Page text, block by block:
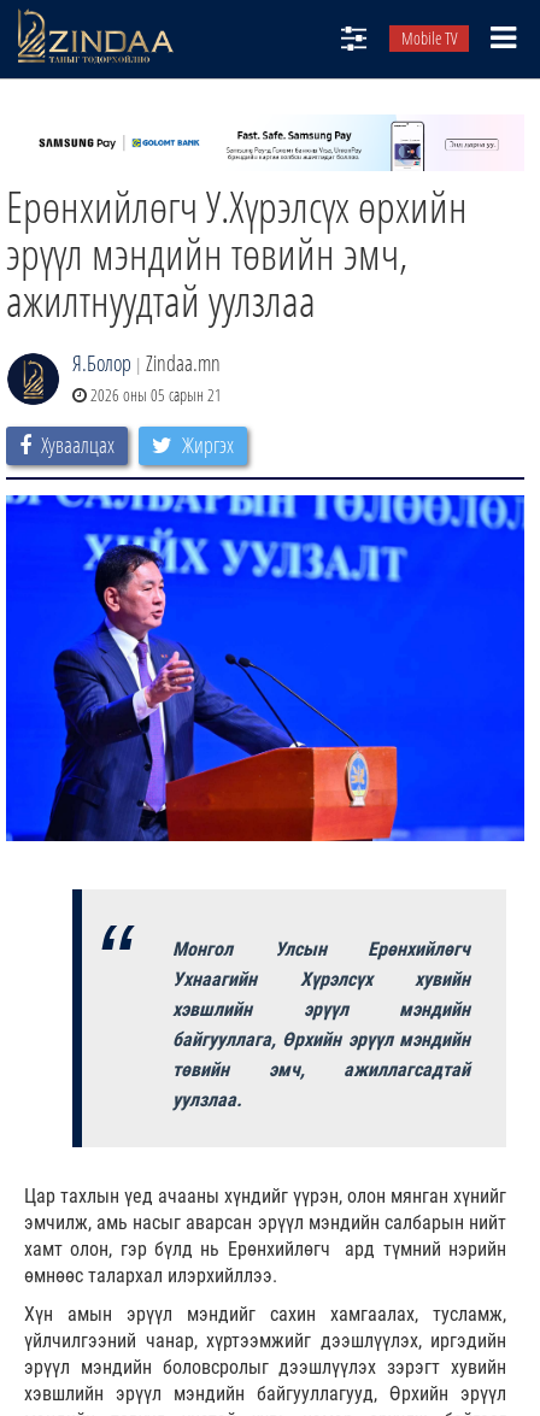
Mobile TV
ТВ8
ӨГЛӨӨНИЙ СОНИН
АУДИО ЗОХИОЛ
ЗИНДАА СЭТГҮҮЛ
Ерөнхийлөгч У.Хүрэлсүх өрхийн
эрүүл мэндийн төвийн эмч,
ажилтнуудтай уулзлаа
Я.Болор | Zindaa.mn
2026 оны 05 сарын 21
Хуваалцах Жиргэх
Монгол Улсын Ерөнхийлөгч
Ухнаагийн Хүрэлсүх хувийн
хэвшлийн эрүүл мэндийн
байгууллага, Өрхийн эрүүл мэндийн
төвийн эмч, ажиллагсадтай
уулзлаа.
Цар тахлын үед ачааны хүндийг үүрэн, олон мянган хүнийг
эмчилж, амь насыг аварсан эрүүл мэндийн салбарын нийт
хамт олон, гэр бүлд нь Ерөнхийлөгч ард түмний нэрийн
өмнөөс талархал илэрхийллээ.
Хүн амын эрүүл мэндийг сахин хамгаалах, тусламж,
үйлчилгээний чанар, хүртээмжийг дээшлүүлэх, иргэдийн
эрүүл мэндийн боловсролыг дээшлүүлэх зэрэгт хувийн
хэвшлийн эрүүл мэндийн байгууллагууд, Өрхийн эрүүл